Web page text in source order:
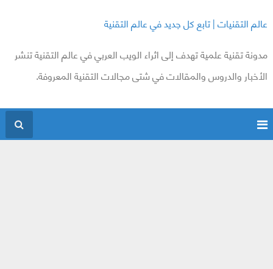
عالم التقنيات | تابع كل جديد في عالم التقنية
مدونة تقنية علمية تهدف إلى اثراء الويب العربي في عالم التقنية تنشر
الأخبار والدروس والمقالات في شتى مجالات التقنية المعروفة.